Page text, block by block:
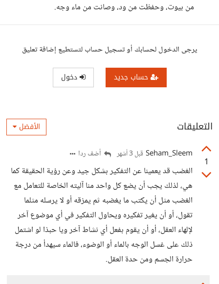
من بيوت، وحفظت من ود، وصانت من ماء وجه.
يرجى الدخول لحسابك أو تسجيل حساب لتستطيع إضافة تعليق
حساب جديد دخول
التعليقات الأفضل
1
Seham_Sleem قبل 3 أشهر أضف ردا
الغضب قد يعمينا عن التفكير بشكل جيد وعن رؤية الحقيقة كما
هي، لذلك يجب أن يضع كل واحد منا آليته الخاصة للتعامل مع
الغضب مثل أن يكتب ما يغضبه ثم يمزقه أو لا يرسله مثلما
تقول، أو أن يغير تفكيره ويحاول التفكير في أي موضوع آخر
لإلهاء العقل، أو أن يقوم بفعل أي نشاط آخر ويا حبذا لو اشتمل
ذلك على غسل الوجه بالماء أو الوضوء، فالماء سيهدأ من درجة
حرارة الجسم ومن حدة العقل.